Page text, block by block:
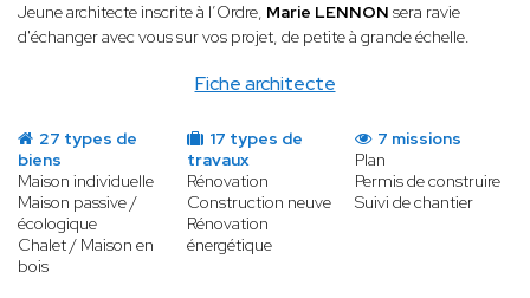
Fiche architecte
Jeune architecte inscrite à l’Ordre, Marie LENNON sera ravie
d'échanger avec vous sur vos projet, de petite à grande échelle.
27 types de
biens
Maison individuelle
Maison passive /
écologique
Chalet / Maison en
bois
17 types de
travaux
Rénovation
Construction neuve
Rénovation
énergétique
7 missions
Plan
Permis de construire
Suivi de chantier